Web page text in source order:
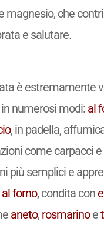
magnesio, che
e salutare.
è estremamente
numerosi modi: al
, in padella,
come carpacci
più semplici e
al forno, condita con
aneto, rosmarinoe